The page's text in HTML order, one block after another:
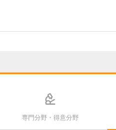
専門分野・得意分野